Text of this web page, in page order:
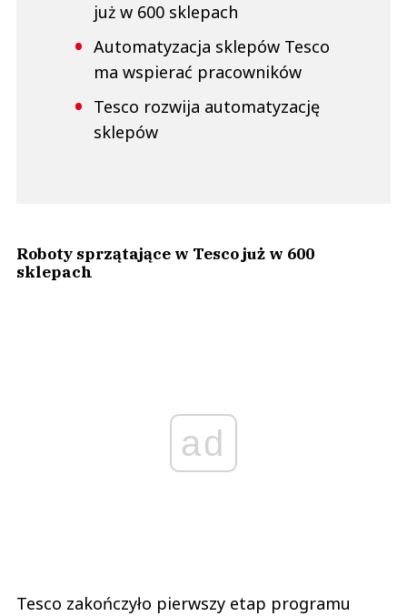
już w 600 sklepach
Automatyzacja sklepów Tesco
ma wspierać pracowników
Tesco rozwija automatyzację
sklepów
Roboty sprzątające w Tesco już w 600
sklepach
ad
Tesco zakończyło pierwszy etap programu